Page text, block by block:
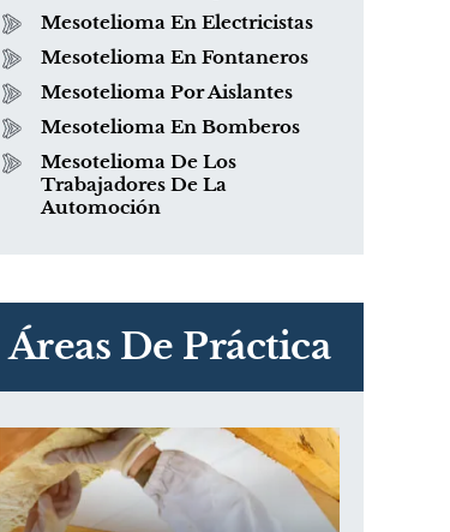
Mesotelioma En Electricistas
Mesotelioma En Fontaneros
Mesotelioma Por Aislantes
Mesotelioma En Bomberos
Mesotelioma De Los
Trabajadores De La
Automoción
Áreas De Práctica